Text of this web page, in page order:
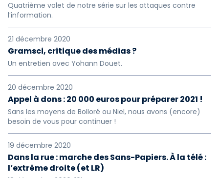
Quatrième volet de notre série sur les attaques contre
l’information.
21 décembre 2020
Gramsci, critique des médias ?
Un entretien avec Yohann Douet.
20 décembre 2020
Appel à dons : 20 000 euros pour préparer 2021 !
Sans les moyens de Bolloré ou Niel, nous avons (encore)
besoin de vous pour continuer !
19 décembre 2020
Dans la rue : marche des Sans-Papiers. À la télé :
l’extrême droite (et LR)